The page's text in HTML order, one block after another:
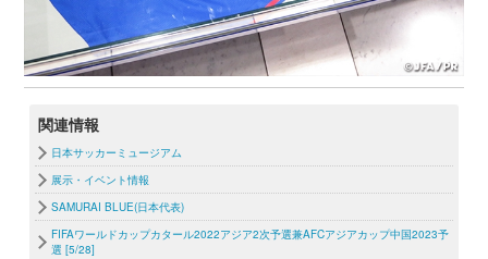
関連情報
日本サッカーミュージアム
展示・イベント情報
SAMURAI BLUE(日本代表)
FIFAワールドカップカタール2022アジア2次予選兼AFCアジアカップ中国2023予
選 [5/28]